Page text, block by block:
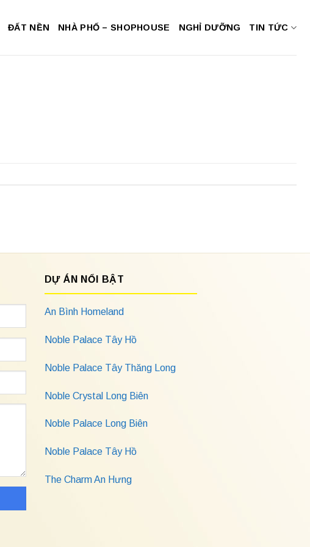
ĐẤT NỀN NHÀ PHỐ – SHOPHOUSE NGHỈ DƯỠNG TIN TỨC
DỰ ÁN NỔI BẬT
An Bình Homeland
Noble Palace Tây Hồ
Noble Palace Tây Thăng Long
Noble Crystal Long Biên
Noble Palace Long Biên
Noble Palace Tây Hồ
The Charm An Hưng